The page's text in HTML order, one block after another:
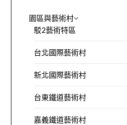
園區與藝術村
駁2藝術特區
台北國際藝術村
新北國際藝術村
台東鐵道藝術村
嘉義鐵道藝術村